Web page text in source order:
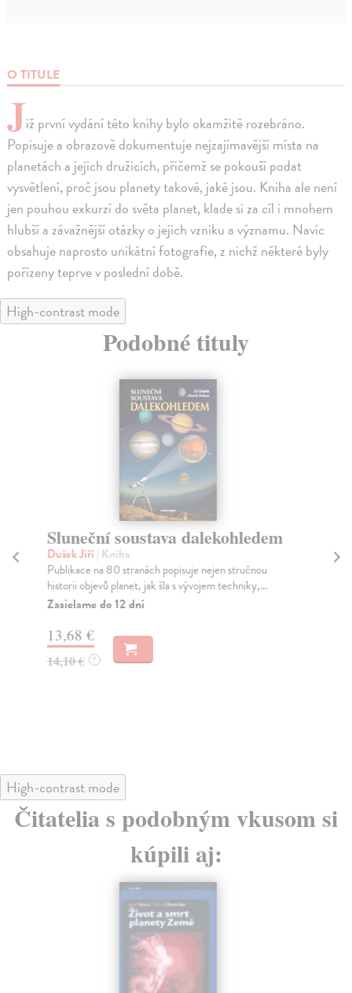
O TITULE
Již první vydání této knihy bylo okamžitě rozebráno.
Popisuje a obrazově dokumentuje nejzajímavější místa na
planetách a jejich družicích, přičemž se pokouší podat
vysvětlení, proč jsou planety takové, jaké jsou. Kniha ale není
jen pouhou exkurzí do světa planet, klade si za cíl i mnohem
hlubší a závažnější otázky o jejich vzniku a významu. Navíc
obsahuje naprosto unikátní fotografie, z nichž některé byly
pořízeny teprve v poslední době.
High-contrast mode
Podobné tituly
Sluneční soustava dalekohledem
Dušek Jiří | Kniha
Publikace na 80 stranách popisuje nejen stručnou
historii objevů planet, jak šla s vývojem techniky,...
Zasielame do 12 dní
13,68 €
14,10 € ?
High-contrast mode
Čitatelia s podobným vkusom si
kúpili aj: